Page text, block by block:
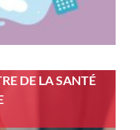
DE LA SANTÉ